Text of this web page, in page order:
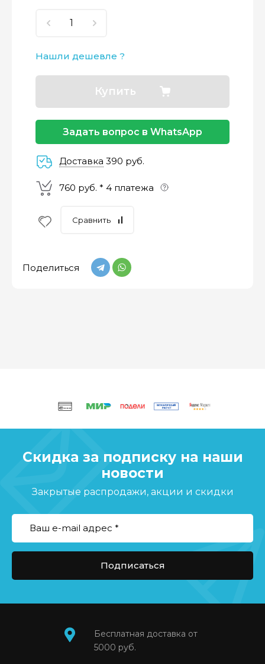
Нашли дешевле ?
Купить
Задать вопрос в WhatsApp
Доставка 390 руб.
760 руб. * 4 платежа
сегодня
–
Через 2
недели
–
Через 4
недели
–
недель
Сравнить
Поделиться
Скидка за подписку на наши
новости
Закрытые распродажи, акции и скидки
Подписаться
Бесплатная доставка от
5000 руб.